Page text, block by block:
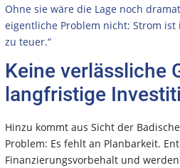
Ohne sie wäre die Lage noch
eigentliche Problem nicht: Strom
zu teuer.“
Keine verlässliche
langfristige
Hinzu kommt aus Sicht der
Problem: Es fehlt an Planbarkeit.
Finanzierungsvorbehalt und